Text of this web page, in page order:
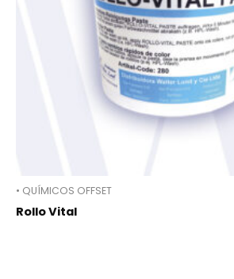
• QUÍMICOS OFFSET
Rollo Vital